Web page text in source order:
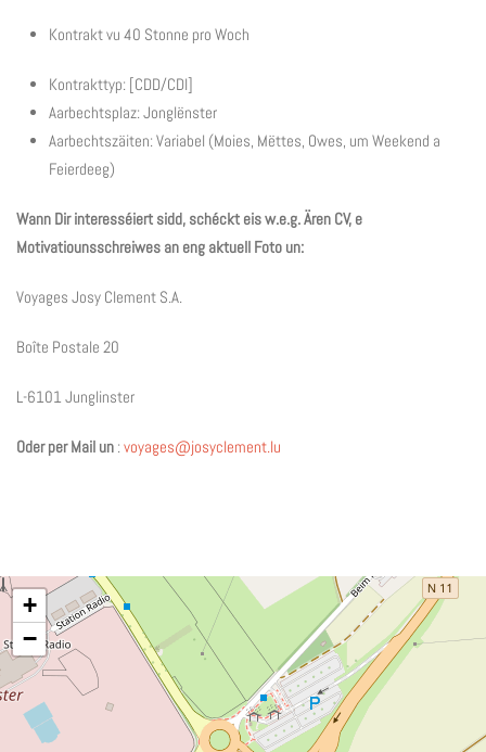
Kontrakt vu 40 Stonne pro Woch
Kontrakttyp: [CDD/CDI]
Aarbechtsplaz: Jonglënster
Aarbechtszäiten: Variabel (Moies, Mëttes, Owes, um Weekend a
Feierdeeg)
Wann Dir interesséiert sidd, schéckt eis w.e.g. Ären CV, e
Motivatiounsschreiwes an eng aktuell Foto un:
Voyages Josy Clement S.A.
Boîte Postale 20
L-6101 Junglinster
Oder per Mail un :voyages@josyclement.lu
+
−